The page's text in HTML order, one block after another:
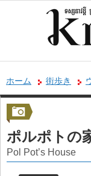
ホーム 街歩き
ポルポトの
Pol Pot’s House